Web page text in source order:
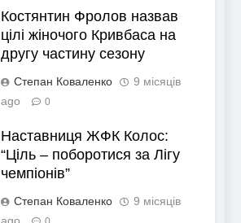
Костянтин Фролов назвав
цілі жіночого Кривбаса на
другу частину сезону
Степан Коваленко
9 місяців
ago
0
Наставниця ЖФК Колос:
“Ціль – поборотися за Лігу
чемпіонів”
Степан Коваленко
9 місяців